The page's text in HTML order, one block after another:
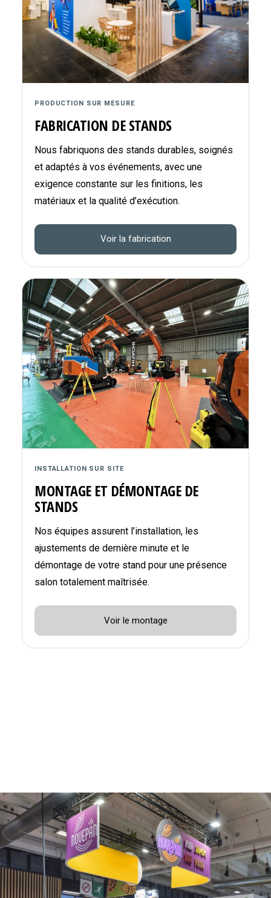
PRODUCTION SUR MESURE
FABRICATION DE STANDS
Nous fabriquons des stands durables, soignés
et adaptés à vos événements, avec une
exigence constante sur les finitions, les
matériaux et la qualité d’exécution.
Voir la fabrication
INSTALLATION SUR SITE
MONTAGE ET DÉMONTAGE DE
STANDS
Nos équipes assurent l’installation, les
ajustements de dernière minute et le
démontage de votre stand pour une présence
salon totalement maîtrisée.
Voir le montage